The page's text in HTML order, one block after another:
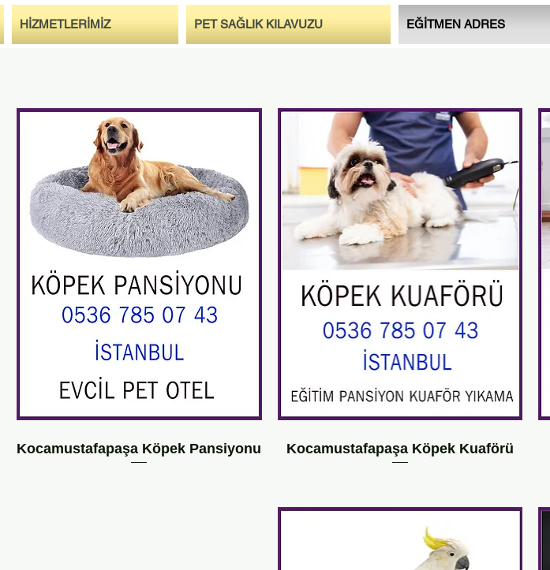
HİZMETLERİMİZ PET SAĞLIK KILAVUZU EĞİTMEN ADRES
Kocamustafapaşa Köpek Kuaförü
Kocamustafapaşa Köpek Pansiyonu